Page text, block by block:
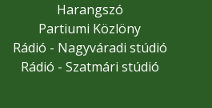
Harangszó
Partiumi Közlöny
Rádió - Nagyváradi stúdió
Rádió - Szatmári stúdió